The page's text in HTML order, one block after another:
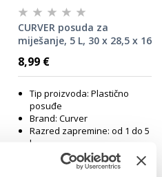
CURVER posuda za
miješanje, 5 L, 30 x 28,5 x 16
8,99 €
Tip proizvoda: Plastično
posuđe
Brand: Curver
Razred zapremine: od 1 do 5
l
Povrat robe moguć unutar 14